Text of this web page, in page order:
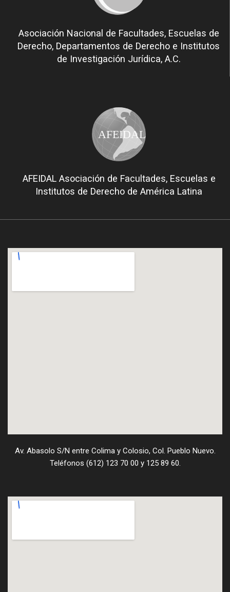
Asociación Nacional de Facultades, Escuelas de
Derecho, Departamentos de Derecho e Institutos
de Investigación Jurídica, A.C.
AFEIDAL
AFEIDAL Asociación de Facultades, Escuelas e
Institutos de Derecho de América Latina
Av. Abasolo S/N entre Colima y Colosio, Col. Pueblo Nuevo.
Teléfonos (612) 123 70 00 y 125 89 60.